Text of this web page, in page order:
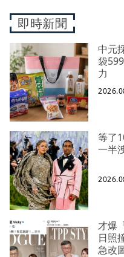
即時新聞
中元
袋
力
等了
一半
才爆
日照
急改